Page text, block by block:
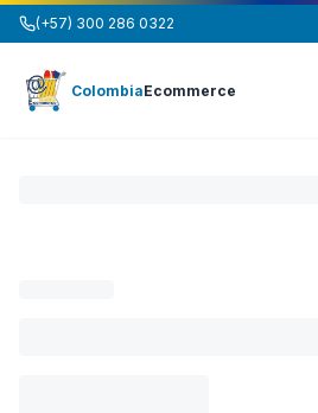
(+57) 300 286 0322
ColombiaEcommerce